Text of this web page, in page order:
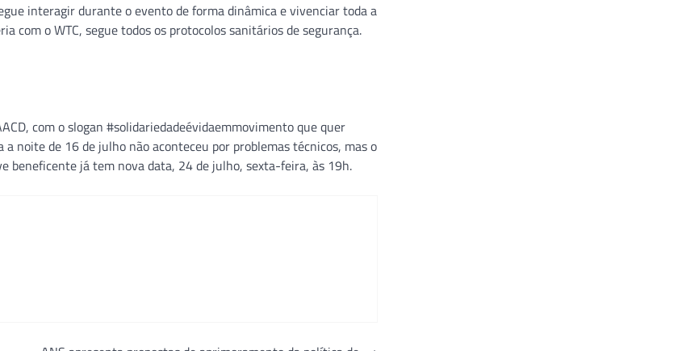
interagir durante o evento de forma dinâmica e vivenciar toda a
com o WTC, segue todos os protocolos sanitários de segurança.
com o slogan #solidariedadeévidaemmovimento que quer
noite de 16 de julho não aconteceu por problemas técnicos, mas o
beneficente já tem nova data, 24 de julho, sexta-feira, às 19h.